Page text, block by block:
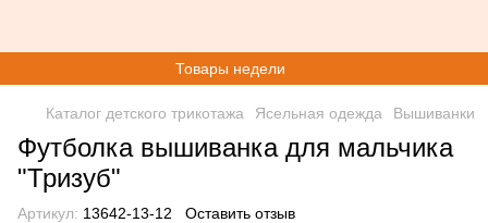
Товары недели
Каталог детского трикотажа Ясельная одежда Вышиванки
Футболка вышиванка для мальчика
"Тризуб"
Артикул: 13642-13-12 Оставить отзыв